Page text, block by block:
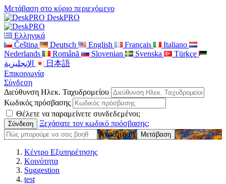
Μετάβαση στο κύριο περιεχόμενο
DeskPRO
Ελληνικά
Čeština
Deutsch English Français
Italiano
Nederlands
Română Slovenian Svenska
Türkçe
الإنجليزية
日本語
Επικοινωνία
Σύνδεση
Διεύθυνση Ηλεκ. Ταχυδρομείου
Κωδικός πρόσβασης
Θέλετε να παραμείνετε συνδεδεμένοι;
Ξεχάσατε τον κωδικό πρόσβασης;
Αναζήτηση
Κέντρο Εξυπηρέτησης
Κοινότητα
Suggestion
test